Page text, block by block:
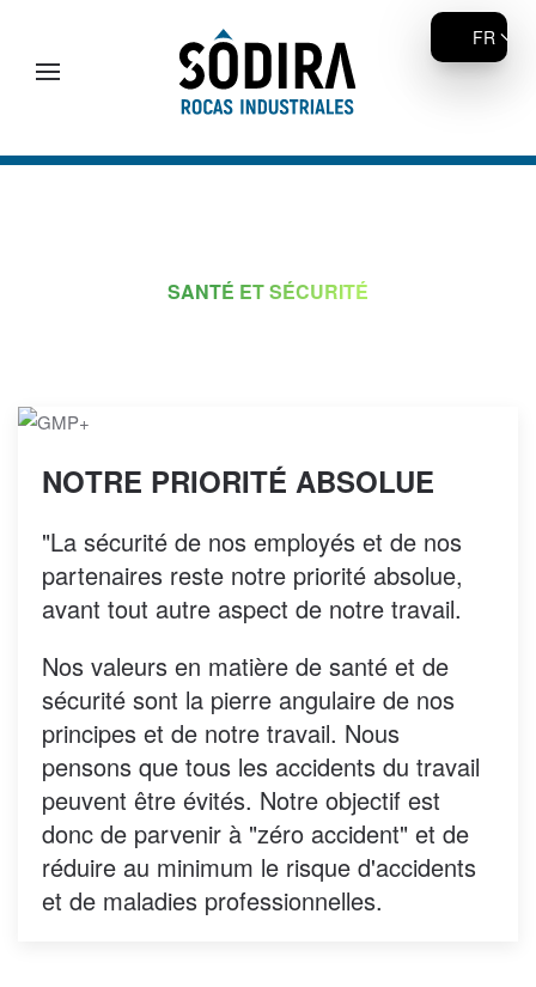
Accéder au contenu principal
SANTÉ ET SÉCURITÉ
NOTRE PRIORITÉ ABSOLUE
"La sécurité de nos employés et de nos
partenaires reste notre priorité absolue,
avant tout autre aspect de notre travail.
Nos valeurs en matière de santé et de
sécurité sont la pierre angulaire de nos
principes et de notre travail. Nous
pensons que tous les accidents du travail
peuvent être évités. Notre objectif est
donc de parvenir à "zéro accident" et de
réduire au minimum le risque d'accidents
et de maladies professionnelles.
FR